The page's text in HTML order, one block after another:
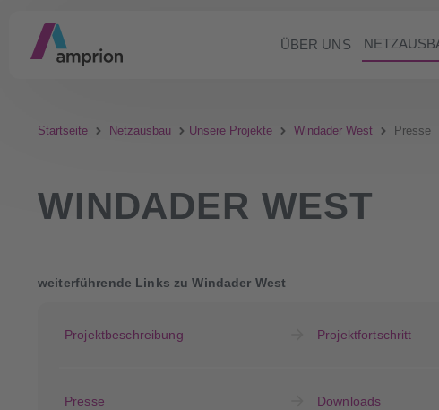
ÜBER UNS
Startseite Netzausbau Unsere Projekte Windader West Presse
WINDADER WEST
weiterführende Links zu Windader West
Projektbeschreibung Projektfortschritt
Presse Downloads